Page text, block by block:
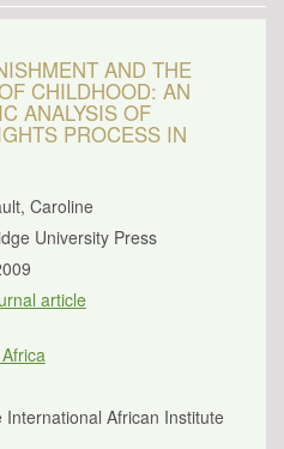
AND THE
CHILDHOOD: AN
ANALYSIS OF
PROCESS IN
Caroline
University Press
article
African Institute